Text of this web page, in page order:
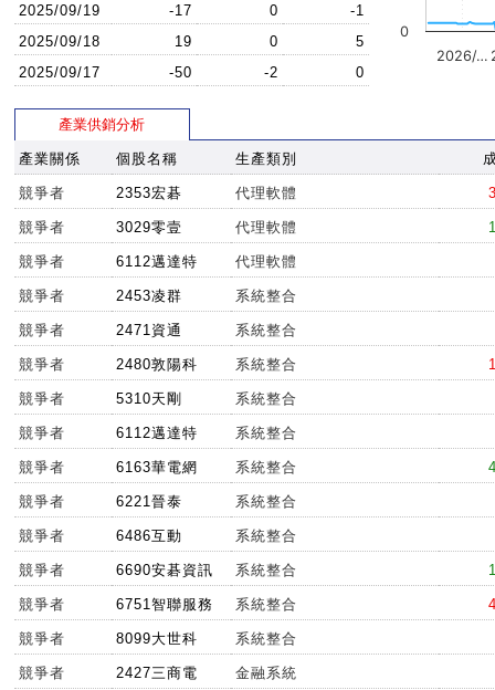
2025/09/19
-17 0
-1
2025/09/18
19 0
5
2025/09/17
-50 -2 0
2026/…
0
產業供銷分析
產業關係 個股名稱 生產類別
競爭者 2353宏碁 代理軟體
競爭者 3029零壹 代理軟體
競爭者 6112邁達特 代理軟體
競爭者 2453凌群 系統整合
競爭者 2471資通 系統整合
競爭者 2480敦陽科 系統整合
競爭者 5310天剛 系統整合
競爭者 6112邁達特 系統整合
競爭者 6163華電網 系統整合
競爭者 6221晉泰 系統整合
競爭者 6486互動 系統整合
競爭者 6690安碁資訊 系統整合
競爭者 6751智聯服務 系統整合
競爭者 8099大世科 系統整合
競爭者 2427三商電 金融系統